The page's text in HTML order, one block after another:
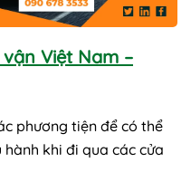
Việt Nam –
phương tiện để có thể
khi đi qua các cửa